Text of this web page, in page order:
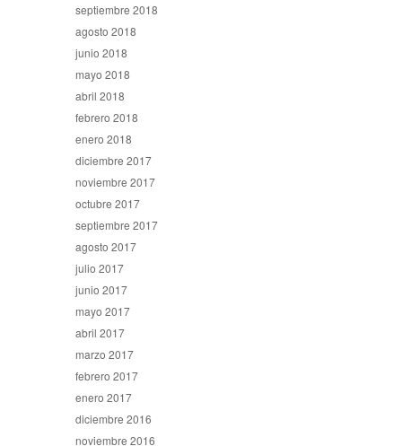
septiembre 2018
agosto 2018
junio 2018
mayo 2018
abril 2018
febrero 2018
enero 2018
diciembre 2017
noviembre 2017
octubre 2017
septiembre 2017
agosto 2017
julio 2017
junio 2017
mayo 2017
abril 2017
marzo 2017
febrero 2017
enero 2017
diciembre 2016
noviembre 2016